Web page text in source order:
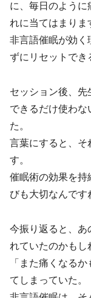
に、毎日のように
れに当てはまりま
非言語催眠が効く
ずにリセットでき
セッション後、先
できるだけ使わな
た。
言葉にすると、そ
す。
催眠術の効果を持
びも大切なんです
今振り返ると、あ
れていたのかもし
「また痛くなる
てしまっていた。